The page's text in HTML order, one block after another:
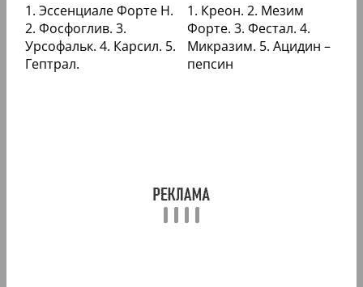
1. Эссенциале Форте Н.
2. Фосфоглив. 3.
Урсофальк. 4. Карсил. 5.
Гептрал.
1. Креон. 2. Мезим
Форте. 3. Фестал. 4.
Микразим. 5. Ацидин –
пепсин